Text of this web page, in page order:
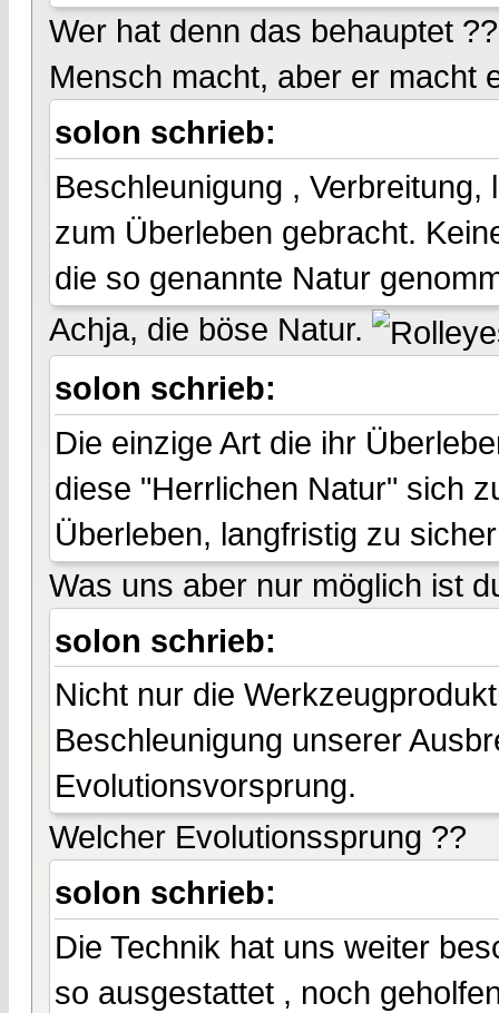
Wer hat denn das behauptet
Mensch macht, aber er macht
solon schrieb:
Beschleunigung ,
zum Überleben gebracht.
die so genannte Natur
Achja, die böse Natur.
solon schrieb:
Die einzige Art die ihr
diese "Herrlichen Natur" sich
Überleben, langfristig zu
Was uns aber nur möglich ist
solon schrieb:
Nicht nur die
Beschleunigung unserer
Evolutionsvorsprung.
Welcher Evolutionssprung ??
solon schrieb:
Die Technik hat uns weiter
so ausgestattet , noch